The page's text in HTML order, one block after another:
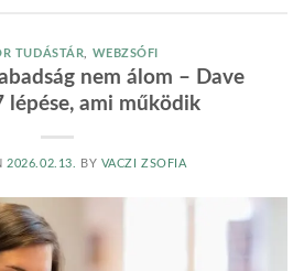
TUDÁSTÁR WEBZSÓFI
nem álom – Dave
lépése, ami működik
2026.02.13. BY VACZI ZSOFIA